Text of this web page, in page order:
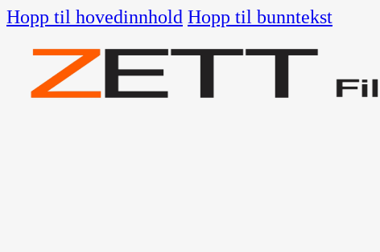
Hopp til hovedinnhold Hopp til bunntekst